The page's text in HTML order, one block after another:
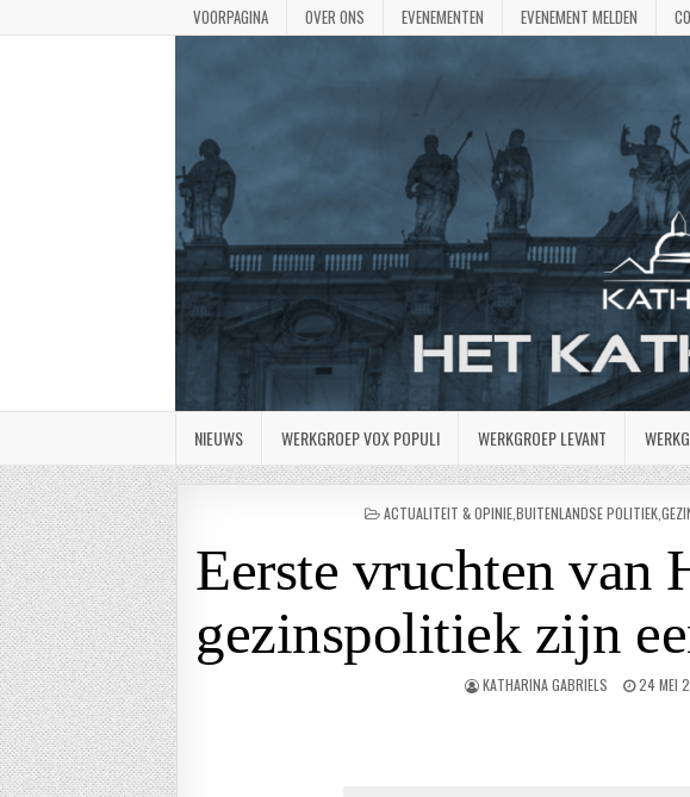
VOORPAGINA OVER ONS EVENEMENTEN EVENEMENT MELDEN
NIEUWS WERKGROEP VOX POPULI WERKGROEP LEVANT
GEPLAATST
ACTUALITEIT & OPINIE,BUITENLANDSE POLITIEK,
Eerste vruchten van
gezinspolitiek zijn
KATHARINA GABRIELS 24 MEI